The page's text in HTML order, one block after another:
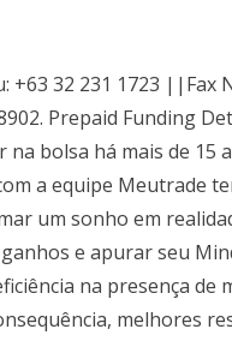
+63 32 231 1723 ||Fax
Prepaid Funding
bolsa há mais de 15
a equipe Meutrade
um sonho em
e apurar seu
na presença de
melhores